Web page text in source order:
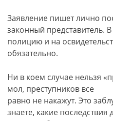
Заявление пишет лично
законный представитель. В
полицию и на
обязательно.
Ни в коем случае нельзя
мол, преступников все
равно не накажут. Это
знаете, какие последствия